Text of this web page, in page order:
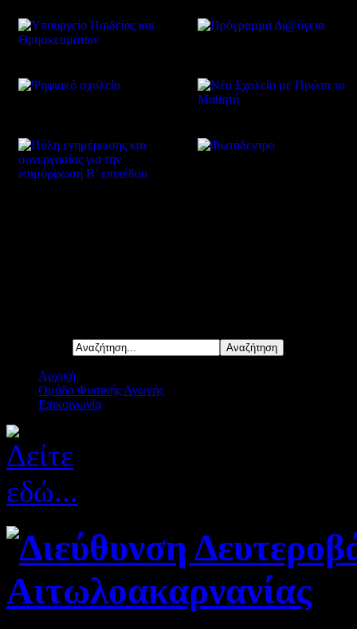
Αρχική
Ομάδα Φυσικής Αγωγής
Επικοινωνία